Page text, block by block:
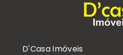
D'Casa Imóveis